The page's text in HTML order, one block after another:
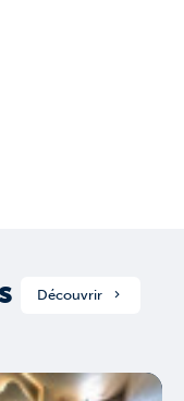
Découvrir